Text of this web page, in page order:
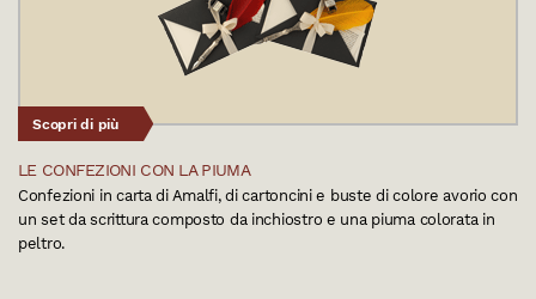
Scopri di più
LE CONFEZIONI CON LA PIUMA
Confezioni in carta di Amalfi, di cartoncini e buste di colore avorio con
un set da scrittura composto da inchiostro e una piuma colorata in
peltro.